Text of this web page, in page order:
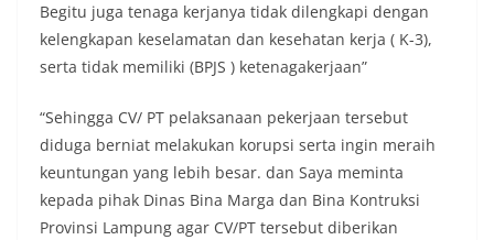
Begitu juga tenaga kerjanya tidak dilengkapi dengan
kelengkapan keselamatan dan kesehatan kerja ( K-3),
serta tidak memiliki (BPJS ) ketenagakerjaan”
“Sehingga CV/ PT pelaksanaan pekerjaan tersebut
diduga berniat melakukan korupsi serta ingin meraih
keuntungan yang lebih besar. dan Saya meminta
kepada pihak Dinas Bina Marga dan Bina Kontruksi
Provinsi Lampung agar CV/PT tersebut diberikan